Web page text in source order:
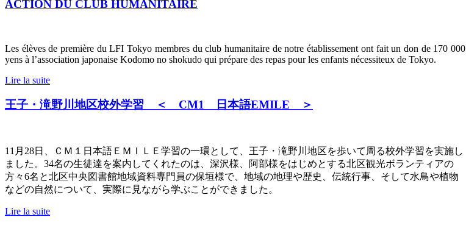
ACTION DU CLUB HUMANITAIRE
Les élèves de première du LFI Tokyo membres du club humanitaire de notre établissement ont fait un don de 170 000
yens à l’association japonaise Kodomo no shokudo qui prépare des repas pour les enfants nécessiteux de Tokyo.
Lire la suite
王子・滝野川地区校外学習 ＜ CM1 日本語EMILE ＞
11 月 28日、ＣＭ１日本語ＥＭＩＬＥ学習の一環として、王子・滝野川地区を歩いて周る校外学習を実施し
ました。 34名の生徒達を案内してくれたのは、深沢様、阿部様をはじめとする北区観光ボランティアの
方々6名と北区中央図書館地域資料専門員の保垣様で、地域の地理や歴史、伝統行事、そして水鳥や植物
などの自然について、実際に見ながら学ぶことができました。
Lire la suite